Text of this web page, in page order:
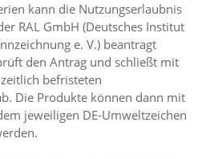
kann die Nutzungserlaubnis
RAL GmbH (Deutsches Institut
e. V.) beantragt
den Antrag und schließt mit
befristeten
Die Produkte können dann mit
jeweiligen DE-Umweltzeichen